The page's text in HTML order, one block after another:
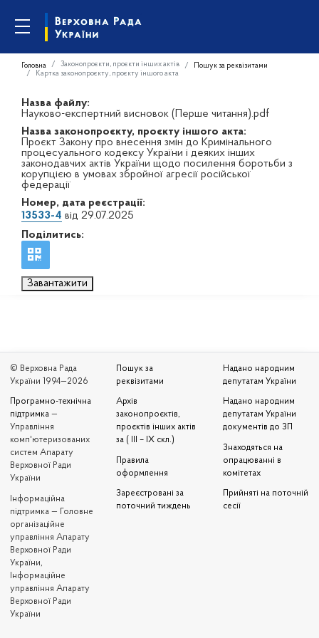
Головна Законопроєкти, проєкти інших актів
Пошук за реквізитами
Картка законопроєкту, проєкту іншого акта
Назва файлу:
Науково-експертний висновок (Перше читання).pdf
Назва законопроєкту, проєкту іншого акта:
Проєкт Закону про внесення змін до Кримінального
процесуального кодексу України і деяких інших
законодавчих актів України щодо посилення боротьби з
корупцією в умовах збройної агресії російської
федерації
Номер, дата реєстрації:
13533-4 від 29.07.2025
Поділитись:
Завантажити
© Верховна Рада
України 1994—2026
Програмно-технічна
підтримка —
Управління
комп'ютеризованих
систем Апарату
Верховної Ради
України
Iнформаційна
підтримка — Головне
організаційне
управління Апарату
Верховної Ради
України,
Інформаційне
управління Апарату
Верховної Ради
України
Пошук за
реквізитами
Архів
законопроєктів,
проєктів інших актів
за ( III – IX скл.)
Правила
оформлення
Зареєстровані за
поточний тиждень
Надано народним
депутатам України
Надано народним
депутатам України
документів до ЗП
Знаходяться на
опрацюванні в
комітетах
Прийняті на поточній
сесії